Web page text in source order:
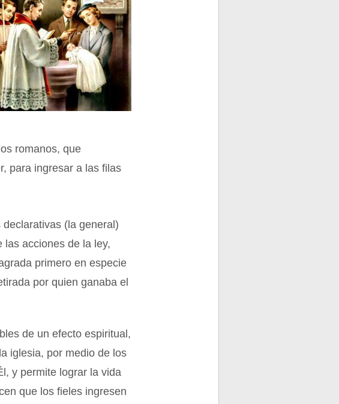
romanos, que
para ingresar a las filas
declarativas (la general)
las acciones de la ley,
primero en especie
por quien ganaba el
de un efecto espiritual,
iglesia, por medio de los
y permite lograr la vida
que los fieles ingresen